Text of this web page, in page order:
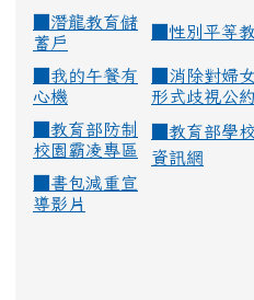
潛龍教育儲
蓄戶
性別平等
我的午餐有
心機
消除對婦
形式歧視公
教育部防制
校園霸凌專區
教育部學
資訊網
書包減重宣
導影片